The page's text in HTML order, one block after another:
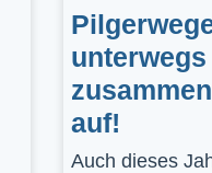
auf!
Auch dieses